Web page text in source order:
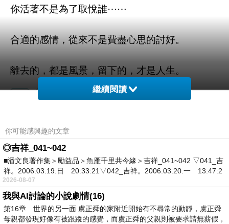
你活著不是為了取悅誰⋯⋯
合適的感情，從來不是費盡心思的討好。
離去的，都是風景，留下的，才是人生。
上一篇：如果65歲了
下一篇：別多事
繼續閱讀
你可能感興趣的文章
◎吉祥_041~042
■潘文良著作集＞勵益品＞魚雁千里共今緣＞吉祥_041~042 ▽041_吉
祥。2006.03.19.日 20:33:21▽042_吉祥。2006.03.20.一 13:47:2
2026-08-07
我與AI討論的小說劇情(16)
第16章 世界的另一面 虞正舜的家附近開始有不尋常的動靜，虞正舜
母親都發現好像有被跟蹤的感覺，而虞正舜的父親則被要求請無薪假，